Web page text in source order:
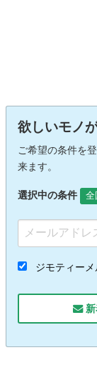
欲しいモノ
ご希望の条件を
来ます。
選択中の条件 全
ジモティー
新